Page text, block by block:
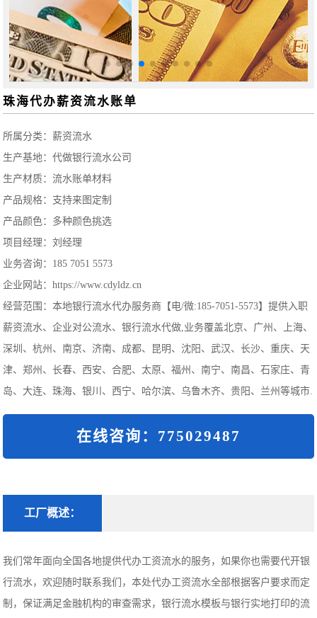
珠海代办薪资流水账单
所属分类：薪资流水
生产基地：代做银行流水公司
生产材质：流水账单材料
产品规格：支持来图定制
产品颜色：多种颜色挑选
项目经理：刘经理
业务咨询：185 7051 5573
企业网站：https://www.cdyldz.cn
经营范围：本地银行流水代办服务商【电/微:185-7051-5573】提供入职
薪资流水、企业对公流水、银行流水代做,业务覆盖北京、广州、上海、
深圳、杭州、南京、济南、成都、昆明、沈阳、武汉、长沙、重庆、天
津、郑州、长春、西安、合肥、太原、福州、南宁、南昌、石家庄、青
岛、大连、珠海、银川、西宁、哈尔滨、乌鲁木齐、贵阳、兰州等城市.
在线咨询：775029487
工厂概述：
我们常年面向全国各地提供代办工资流水的服务，如果你也需要代开银
行流水，欢迎随时联系我们，本处代办工资流水全部根据客户要求而定
制，保证满足金融机构的审查需求，银行流水模板与银行实地打印的流